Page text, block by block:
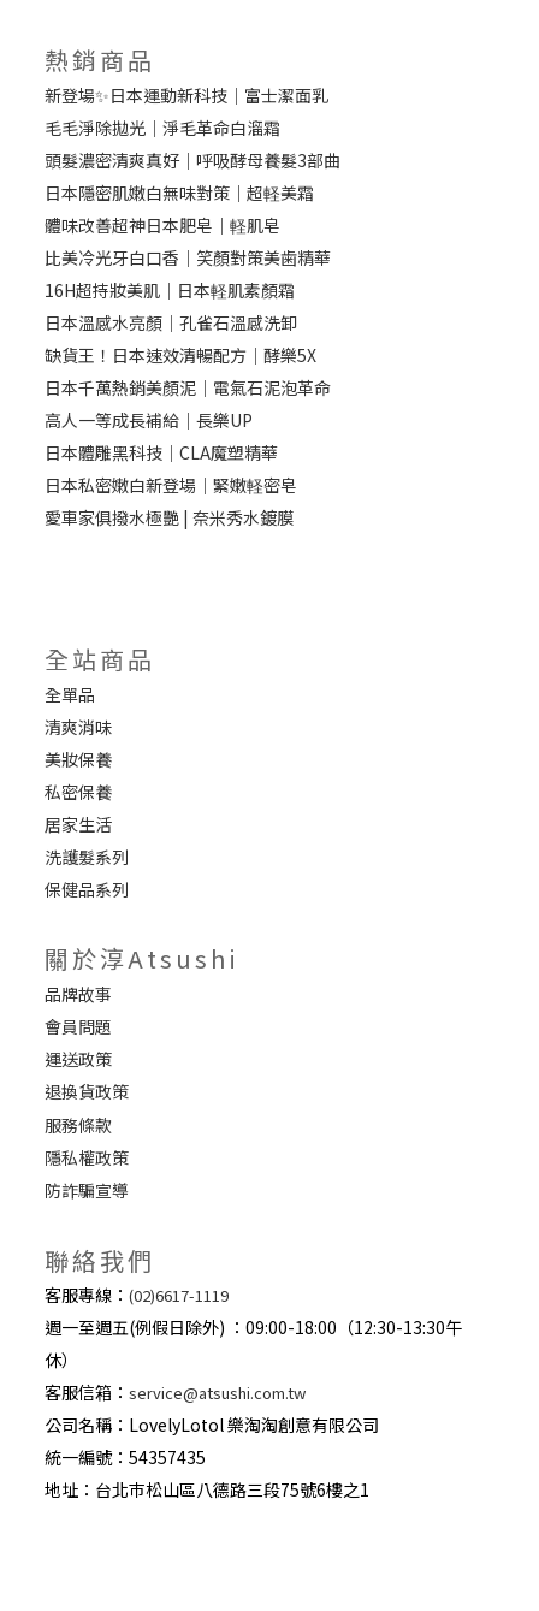
熱銷商品
新登場✨日本運動新科技｜富士潔面乳
毛毛淨除拋光｜淨毛革命白溜霜
頭髮濃密清爽真好｜呼吸酵母養髮3部曲
日本隱密肌嫩白無味對策｜超軽美霜
體味改善超神日本肥皂｜軽肌皂
比美冷光牙白口香｜笑顏對策美歯精華
16H超持妝美肌｜日本軽肌素顏霜
日本溫感水亮顏｜孔雀石溫感洗卸
缺貨王！日本速效清暢配方｜酵樂5X
日本千萬熱銷美顏泥｜電氣石泥泡革命
高人一等成長補給｜長樂UP
日本體雕黑科技｜CLA魔塑精華
日本私密嫩白新登場｜緊嫩軽密皂
愛車家俱撥水極艷 | 奈米秀水鍍膜
全站商品
全單品
清爽消味
美妝保養
私密保養
居家生活
洗護髮系列
保健品系列
關於淳Atsushi
品牌故事
會員問題
運送政策
退換貨政策
服務條款
隱私權政策
防詐騙宣導
聯絡我們
客服專線： (02)6617-1119
週一至週五(例假日除外) ：09:00-18:00（12:30-13:30午
休）
客服信箱： service@atsushi.com.tw
公司名稱：LovelyLotol 樂淘淘創意有限公司
統一編號：54357435
地址：台北巿松山區八德路三段75號6樓之1